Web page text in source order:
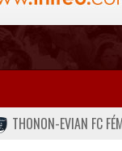
THONON-EVIAN FC